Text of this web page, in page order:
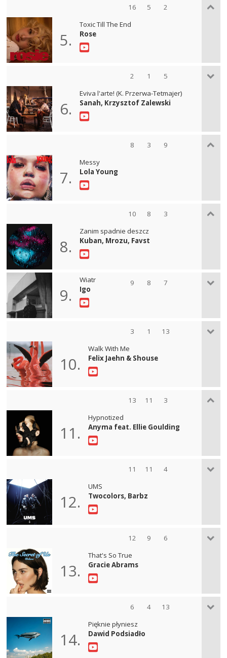
16 5 2
5.
Toxic Till The End
Rose
2 1 5
6.
Eviva l'arte! (K. Przerwa-Tetmajer)
Sanah, Krzysztof Zalewski
8 3 9
7.
Messy
Lola Young
10 8 3
8.
Zanim spadnie deszcz
Kuban, Mrozu, Favst
9 8 7
9.
Wiatr
Igo
3 1 13
10.
Walk With Me
Felix Jaehn & Shouse
13 11 3
11.
Hypnotized
Anyma feat. Ellie Goulding
11 11 4
12.
UMS
Twocolors, Barbz
12 9 6
13.
That's So True
Gracie Abrams
6 4 13
14.
Pięknie płyniesz
Dawid Podsiadło